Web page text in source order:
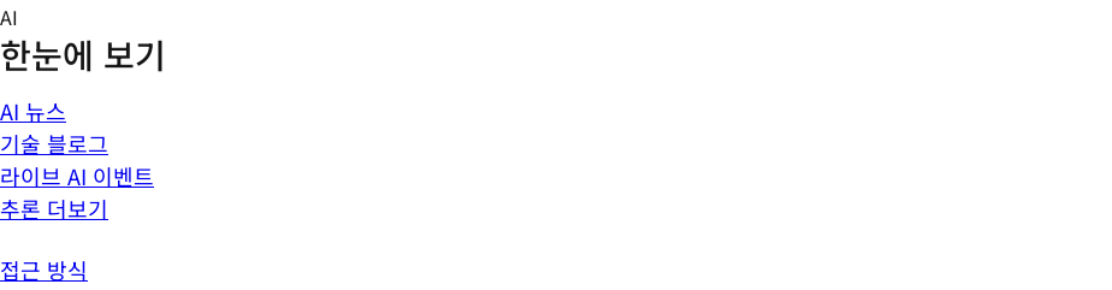
Skip
to
content
AI
한눈에 보기
AI 뉴스
기술 블로그
라이브 AI 이벤트
추론 더보기
접근 방식